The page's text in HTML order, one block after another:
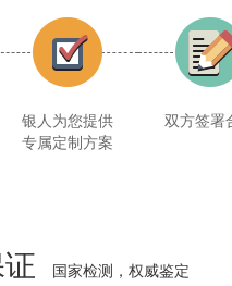
银人为您提供
专属定制方案
双方签署
国家检测，权威鉴定